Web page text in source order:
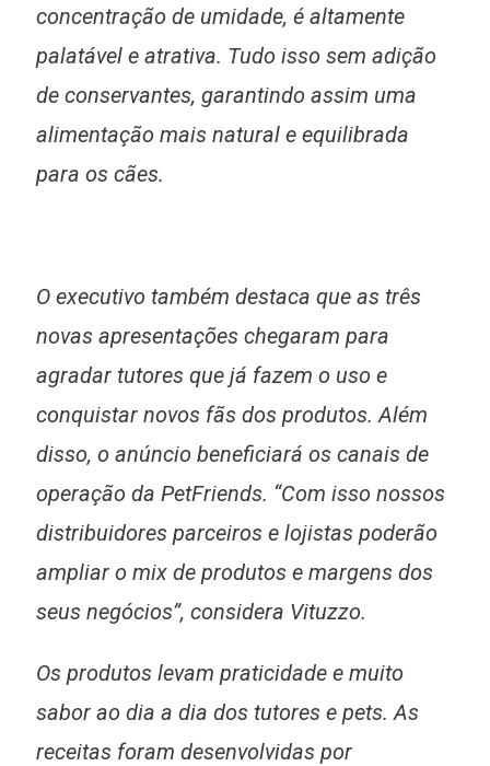
concentração de umidade, é altamente
palatável e atrativa. Tudo isso sem adição
de conservantes, garantindo assim uma
alimentação mais natural e equilibrada
para os cães.
O executivo também destaca que as três
novas apresentações chegaram para
agradar tutores que já fazem o uso e
conquistar novos fãs dos produtos. Além
disso, o anúncio beneficiará os canais de
operação da PetFriends. “Com isso nossos
distribuidores parceiros e lojistas poderão
ampliar o mix de produtos e margens dos
seus negócios”, considera Vituzzo.
Os produtos levam praticidade e muito
sabor ao dia a dia dos tutores e pets. As
receitas foram desenvolvidas por